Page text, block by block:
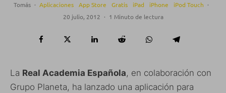
Tomás · Aplicaciones App Store Gratis iPad iPhone iPod Touch ·
20 julio, 2012 · 1 Minuto de lectura
La Real Academia Española, en colaboración con
Grupo Planeta, ha lanzado una aplicación para